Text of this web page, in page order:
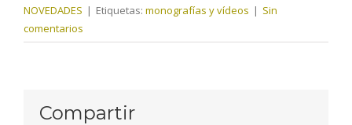
NOVEDADES | Etiquetas: monografías y vídeos | Sin
comentarios
Compartir